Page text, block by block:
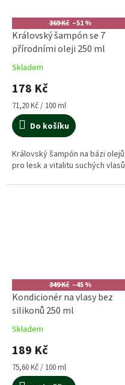
369 Kč –51 %
Královský šampón se 7
přírodními oleji 250 ml
Skladem
178 Kč
Měrná
cena:
71,20 Kč / 100 ml
Do košíku
Královský šampón na bázi olejů
pro lesk a vitalitu suchých vlasů
349 Kč –45 %
Kondicionér na vlasy bez
silikonů 250 ml
Skladem
189 Kč
Měrná
cena:
75,60 Kč / 100 ml